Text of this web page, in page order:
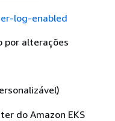
log-enabled
por alterações
do Amazon EKS